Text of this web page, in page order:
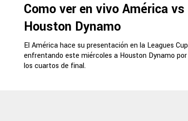
Como ver en vivo América vs
Houston Dynamo
El América hace su presentación en la Leagues Cup
enfrentando este miércoles a Houston Dynamo por
los cuartos de final.